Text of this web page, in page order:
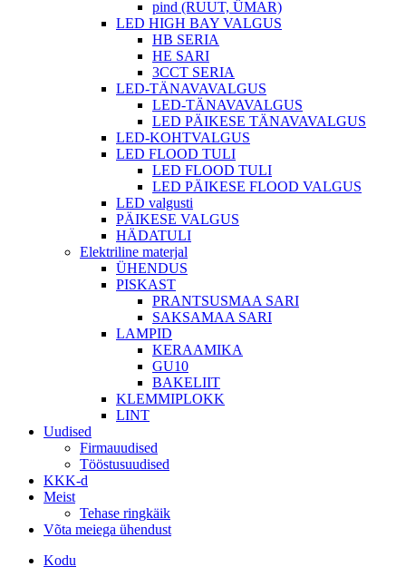
pind (RUUT, ÜMAR)
LED HIGH BAY VALGUS
HB SERIA
HE SARI
3CCT SERIA
LED-TÄNAVAVALGUS
LED-TÄNAVAVALGUS
LED PÄIKESE TÄNAVAVALGUS
LED-KOHTVALGUS
LED FLOOD TULI
LED FLOOD TULI
LED PÄIKESE FLOOD VALGUS
LED valgusti
PÄIKESE VALGUS
HÄDATULI
Elektriline materjal
ÜHENDUS
PISKAST
PRANTSUSMAA SARI
SAKSAMAA SARI
LAMPID
KERAAMIKA
GU10
BAKELIIT
KLEMMIPLOKK
LINT
Uudised
Firmauudised
Tööstusuudised
KKK-d
Meist
Tehase ringkäik
Võta meiega ühendust
Kodu